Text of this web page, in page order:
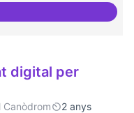
de l'administració
digital per
2 anys